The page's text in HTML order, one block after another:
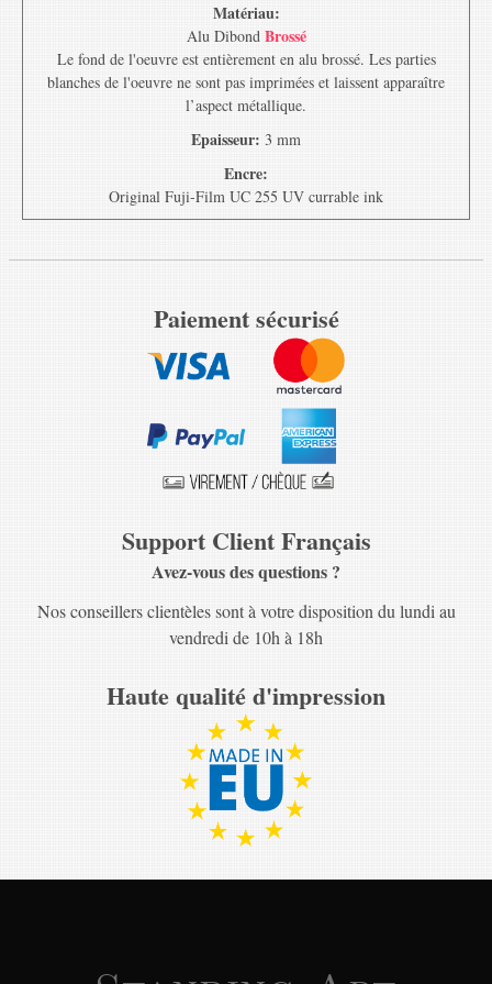
Matériau:
Alu Dibond Brossé
Le fond de l'oeuvre est entièrement en alu brossé. Les parties
blanches de l'oeuvre ne sont pas imprimées et laissent apparaître
l’aspect métallique.
Epaisseur: 3 mm
Encre:
Original Fuji-Film UC 255 UV currable ink
Paiement sécurisé
Support Client Français
Avez-vous des questions ?
Nos conseillers clientèles sont à votre disposition du lundi au
vendredi de 10h à 18h
Haute qualité d'impression